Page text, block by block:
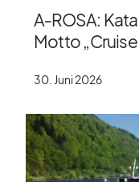
A‑ROSA:
Motto „Cruise
30. Juni 2026